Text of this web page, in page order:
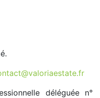
déléguée n°